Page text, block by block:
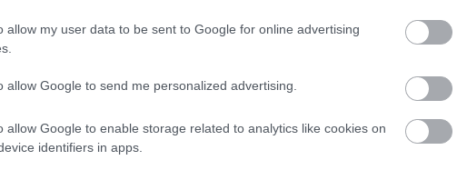
allow my user data to be sent to Google for online advertising
allow Google to send me personalized advertising.
allow Google to enable storage related to analytics like cookies on
identifiers in apps.
receptgyűjteménytis.
Archívum
2019 augusztus
2019 július
1